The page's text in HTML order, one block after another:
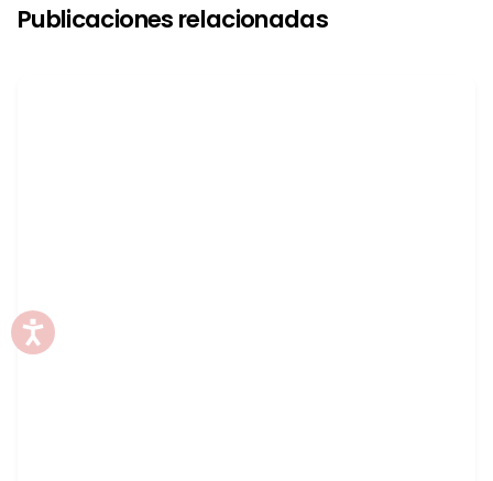
Publicaciones relacionadas